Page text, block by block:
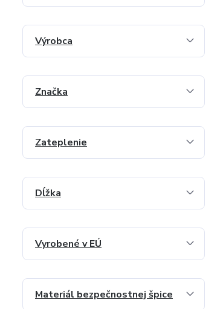
Výrobca
Značka
Zateplenie
Dĺžka
Vyrobené v EÚ
Materiál bezpečnostnej špice